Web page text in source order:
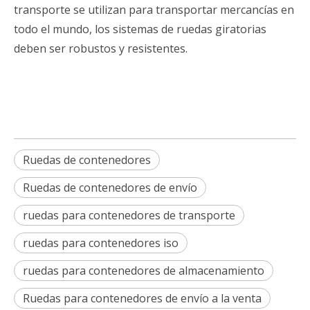
transporte se utilizan para transportar mercancías en
todo el mundo, los sistemas de ruedas giratorias
deben ser robustos y resistentes.
Ruedas de contenedores
Ruedas de contenedores de envío
ruedas para contenedores de transporte
ruedas para contenedores iso
ruedas para contenedores de almacenamiento
Ruedas para contenedores de envío a la venta